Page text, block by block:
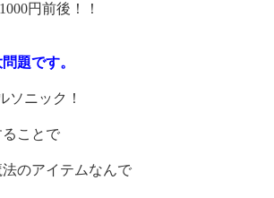
円前後！！
題です。
ソニック！
ことで
のアイテムなんで